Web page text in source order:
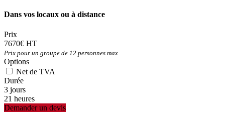
Dans vos locaux ou à distance
Prix
7670€ HT
Prix pour un groupe de 12 personnes max
Options
Net de TVA
Durée
3 jours
21 heures
Demander un devis